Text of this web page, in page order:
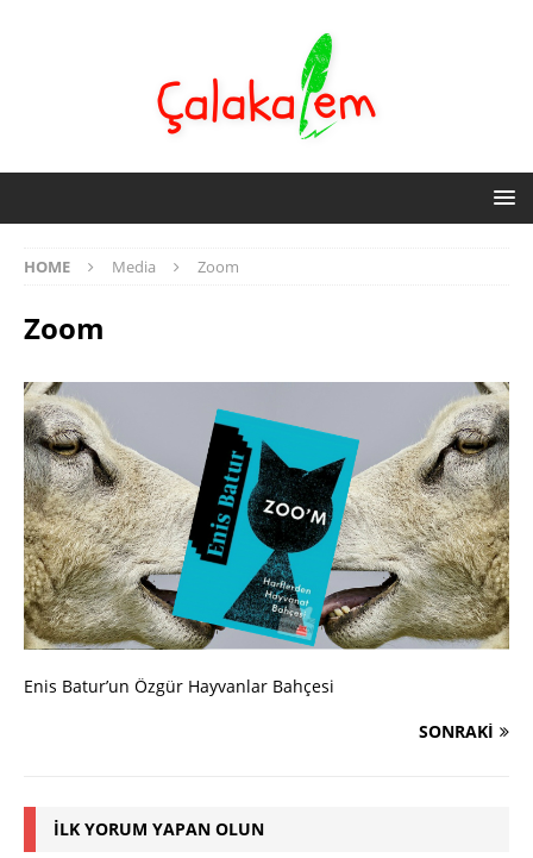
HOME Media Zoom
Zoom
Enis Batur’un Özgür Hayvanlar Bahçesi
SONRAKI
İLK YORUM YAPAN OLUN